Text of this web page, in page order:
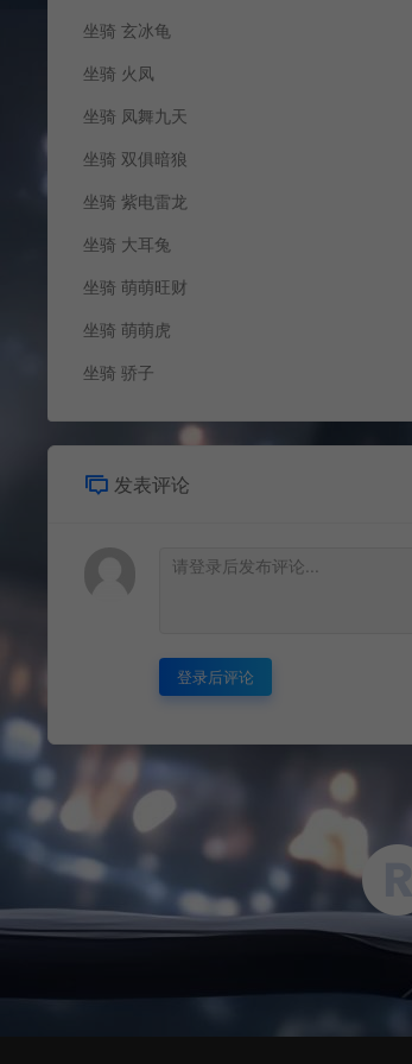
坐骑 玄冰龟
坐骑 火凤
坐骑 凤舞九天
坐骑 双俱暗狼
坐骑 紫电雷龙
坐骑 大耳兔
坐骑 萌萌旺财
坐骑 萌萌虎
坐骑 骄子
发表评论
登录后评论